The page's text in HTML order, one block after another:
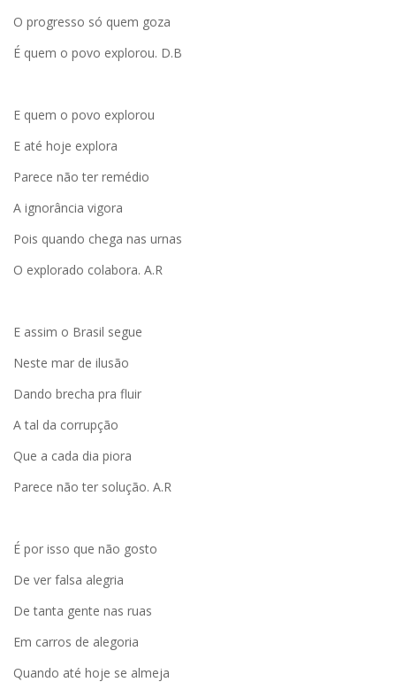
O progresso só quem goza
É quem o povo explorou. D.B
E quem o povo explorou
E até hoje explora
Parece não ter remédio
A ignorância vigora
Pois quando chega nas urnas
O explorado colabora. A.R
E assim o Brasil segue
Neste mar de ilusão
Dando brecha pra fluir
A tal da corrupção
Que a cada dia piora
Parece não ter solução. A.R
É por isso que não gosto
De ver falsa alegria
De tanta gente nas ruas
Em carros de alegoria
Quando até hoje se almeja